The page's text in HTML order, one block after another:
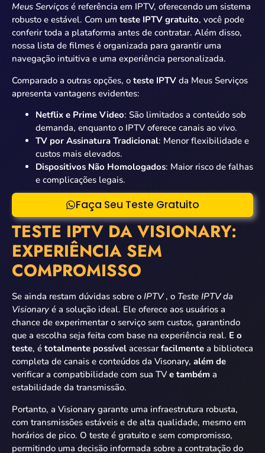
Meus Serviços é referência em IPTV, oferecendo um sistema
robusto e estável. Com um teste IPTV gratuito, você pode
conferir toda a plataforma antes de contratar. Além disso,
nossa lista de filmes é organizada para garantir uma
navegação intuitiva e uma experiência personalizada.
Comparado a outras opções, o teste IPTV da Meus Serviços
apresenta vantagens evidentes:
Netflix e Prime Video: São limitados a conteúdo sob
demanda, enquanto o IPTV oferece canais ao vivo.
TV por Assinatura Tradicional: Menor flexibilidade e
custos mais elevados.
Dispositivos Não Homologados: Maior risco de falhas
e complicações legais.
Faça Seu Teste Gratuito
TESTE IPTV DA VISIONARY:
EXPERIÊNCIA SEM
COMPROMISSO
Se ainda restam dúvidas sobre o IPTV , o Teste IPTV da
Visionary é a solução ideal. Ele oferece aos usuários a
chance de experimentar o serviço sem custos, garantindo
que a escolha seja feita com base na experiência real. E o
teste, é totalmente possível acessarfacilmente a biblioteca
completa de canais e conteúdos da Visonary, além de
verificar a compatibilidade com sua TV e também a
estabilidade da transmissão.
Portanto, a Visionary garante uma infraestrutura robusta,
com transmissões estáveis e de alta qualidade, mesmo em
horários de pico. O teste é gratuito e sem compromisso,
permitindo uma decisão informada sobre a contratação do